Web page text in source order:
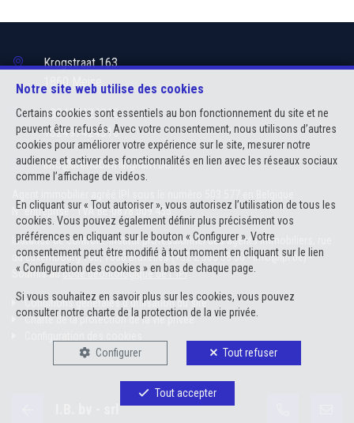
Notre site web utilise des cookies
Certains cookies sont essentiels au bon fonctionnement du site et ne
peuvent être refusés. Avec votre consentement, nous utilisons d’autres
cookies pour améliorer votre expérience sur le site, mesurer notre
audience et activer des fonctionnalités en lien avec les réseaux sociaux
comme l’affichage de vidéos.
En cliquant sur « Tout autoriser », vous autorisez l’utilisation de tous les
cookies. Vous pouvez également définir plus précisément vos
préférences en cliquant sur le bouton « Configurer ». Votre
consentement peut être modifié à tout moment en cliquant sur le lien
« Configuration des cookies » en bas de chaque page.
Si vous souhaitez en savoir plus sur les cookies, vous pouvez
consulter notre charte de la protection de la vie privée
Configurer Tout refuser
Tout accepter
Krogstraat 163
1860 Meise
+32497424310
+32497424310
info@immobirmingham.be
N° entreprise : TVA BE-0878.009.455
Instance de contrôle: Institut professionnel des agents immobiliers, rue
du Luxembourg 16B, 1000 Bruxelles (+32 2 505 38 50 - info@ipi.be) -
Soumis aucode déontologique de l’ IPI
Conditions générales d'utilisation du site
Charte de la protection de la vie privée
WHISE DESIGNED AND DEVELOPED BY